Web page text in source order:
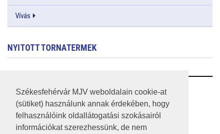
Székesfehérvár MJV weboldalain cookie-at
(sütiket) használunk annak érdekében, hogy
felhasználóink oldallátogatási szokásairól
információkat szerezhessünk, de nem
Vívás
NYITOTT TORNATERMEK
RSS
A HONLAP 2017.03.31-I ÁLLAPOTA
JOGI NYILATKOZAT